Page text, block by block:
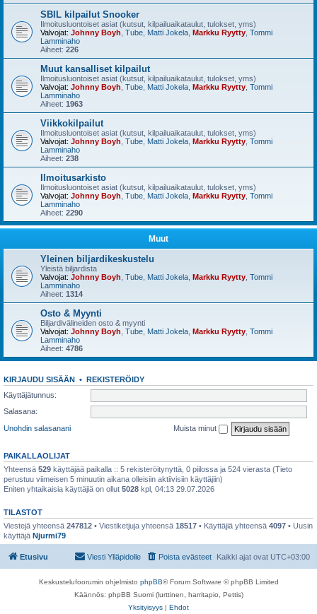
SBIL kilpailut Snooker
Ilmoitusluontoiset asiat (kutsut, kilpailuaikataulut, tulokset, yms)
Valvojat: Johnny Boyh Tube Matti Jokela Markku Ryytty Tommi
Lamminaho
Aiheet: 226
Muut kansalliset kilpailut
Ilmoitusluontoiset asiat (kutsut, kilpailuaikataulut, tulokset, yms)
Valvojat: Johnny Boyh Tube Matti Jokela Markku Ryytty Tommi
Lamminaho
Aiheet: 1963
Viikkokilpailut
Ilmoitusluontoiset asiat (kutsut, kilpailuaikataulut, tulokset, yms)
Valvojat: Johnny Boyh Tube Matti Jokela Markku Ryytty Tommi
Lamminaho
Aiheet: 238
Ilmoitusarkisto
Ilmoitusluontoiset asiat (kutsut, kilpailuaikataulut, tulokset, yms)
Valvojat: Johnny Boyh Tube Matti Jokela Markku Ryytty Tommi
Lamminaho
Aiheet: 2290
Muut
Yleinen biljardikeskustelu
Yleistä biljardista
Valvojat: Johnny Boyh Tube Matti Jokela Markku Ryytty Tommi
Lamminaho
Aiheet: 1314
Osto & Myynti
Biljardivälineiden osto & myynti
Valvojat: Johnny Boyh Tube Matti Jokela Markku Ryytty Tommi
Lamminaho
Aiheet: 4786
KIRJAUDU SISÄÄN • REKISTERÖIDY
Käyttäjätunnus:
Salasana:
Unohdin salasanani
Muista minut
PAIKALLAOLIJAT
Yhteensä 529 käyttäjää paikalla :: 5 rekisteröitynyttä, 0 piilossa ja 524 vierasta (Tieto
perustuu viimeisen 5 minuutin aikana olleisiin aktiivisiin käyttäjiin)
Eniten yhtaikaisia käyttäjiä on ollut 5028 kpl, 04:13 29.07.2026
TILASTOT
Viestejä yhteensä 247812 • Viestiketjuja yhteensä 18517 • Käyttäjiä yhteensä 4097 • Uusin
käyttäjä Njurmi79
Etusivu Kaikki ajat ovat UTC+03:00
Poista evästeet
Viesti Ylläpidolle
Keskustelufoorumin ohjelmisto phpBB® Forum Software © phpBB Limited
Käännös: phpBB Suomi (lurttinen, harritapio, Pettis)
Yksityisyys | Ehdot